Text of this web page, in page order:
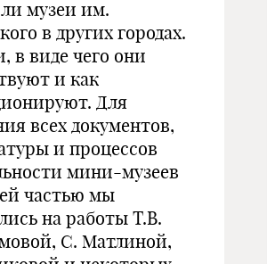
музеи им.
в других городах.
в виде чего они
и как
Для
всех документов,
и процессов
мини-музеев
частью мы
на работы Т.В.
С. Матлиной,